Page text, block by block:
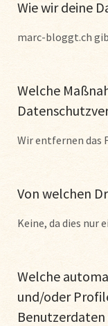
Wie wir deine
marc-bloggt.ch
Welche
Wir entfernen das
Von welchen
Keine, da dies nur
Welche
und/oder